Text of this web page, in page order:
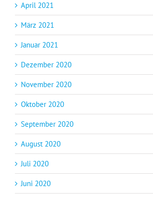
April 2021
März 2021
Januar 2021
Dezember 2020
November 2020
Oktober 2020
September 2020
August 2020
Juli 2020
Juni 2020